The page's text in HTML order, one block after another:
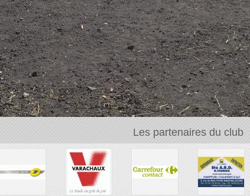
Les partenaires du club